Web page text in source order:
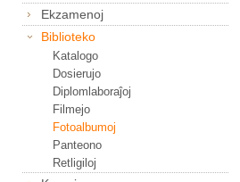
Ekzamenoj
Biblioteko
Katalogo
Dosierujo
Diplomlaboraĵoj
Filmejo
Fotoalbumoj
Panteono
Retligiloj